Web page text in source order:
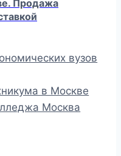
Продажа
вузов
в Москве
Москва